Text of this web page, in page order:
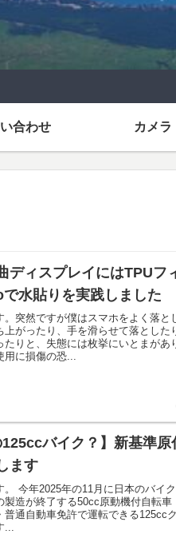
合わせ カメラ
ディスプレイにはTPUフ
水貼りを実践しました
。突然ですが僕はスマホをよく落と
上がったり、手を滑らせて落とした
たりと、失態には枚挙にいとまがあ
用に損傷の恐...
125ccバイク？】新基準
ます
。 今年2025年の11月に日本のバイ
製造が終了する50cc原動機付自転車
通自動車免許で運転できる125cc